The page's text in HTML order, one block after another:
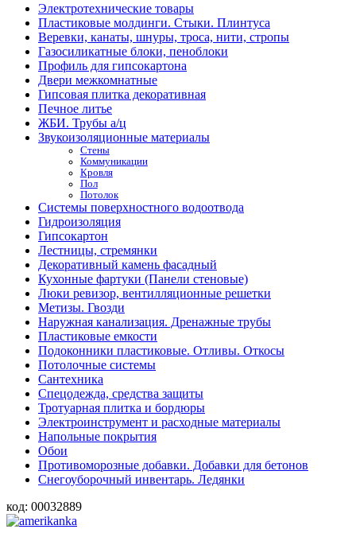
Электротехнические товары
Пластиковые молдинги. Стыки. Плинтуса
Веревки, канаты, шнуры, троса, нити, стропы
Газосиликатные блоки, пеноблоки
Профиль для гипсокартона
Двери межкомнатные
Гипсовая плитка декоративная
Печное литье
ЖБИ. Трубы а/ц
Звукоизоляционные материалы
Стены
Коммуникации
Кровля
Пол
Потолок
Системы поверхностного водоотвода
Гидроизоляция
Гипсокартон
Лестницы, стремянки
Декоративный камень фасадный
Кухонные фартуки (Панели стеновые)
Люки ревизор, вентилляционные решетки
Метизы. Гвозди
Наружная канализация. Дренажные трубы
Пластиковые емкости
Подоконники пластиковые. Отливы. Откосы
Потолочные системы
Сантехника
Спецодежда, средства защиты
Тротуарная плитка и бордюры
Электроинструмент и расходные материалы
Напольные покрытия
Обои
Противоморозные добавки. Добавки для бетонов
Снегоуборочный инвентарь. Ледянки
код: 00032889